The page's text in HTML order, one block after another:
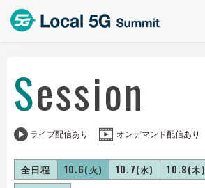
Session
全日程 10.6(火) 10.7(水) 10.8(木)
ライブ配信あり オンデマンド配信あり